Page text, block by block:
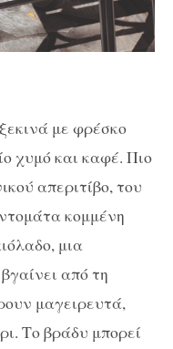
με φρέσκο
χυμό και καφέ. Πιο
απεριτίβο, του
κομμένη
μια
από τη
μαγειρευτά,
Το βράδυ μπορεί